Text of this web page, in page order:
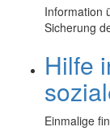
Information
Sicherung
Hilfe
Einmalige